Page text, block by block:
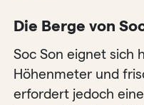
Die Berge von
Soc Son eignet sich
Höhenmeter und
erfordert jedoch